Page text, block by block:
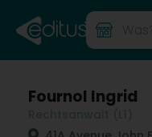
Fournol Ingrid